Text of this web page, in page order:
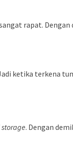
rapat.
ketika terkena
. Dengan